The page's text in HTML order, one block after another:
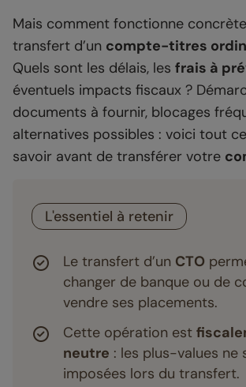
Mais comment fonctionne
transfert d’un compte-titres
Quels sont les délais, les frais à
éventuels impacts fiscaux ?
documents à fournir, blocages
alternatives possibles : voici tout
savoir avant de transférer votre
L'essentiel à retenir
Le transfert d’un CTO
changer de banque ou de
vendre ses placements.
Cette opération est
neutre : les plus-values ne
imposées lors du transfert.